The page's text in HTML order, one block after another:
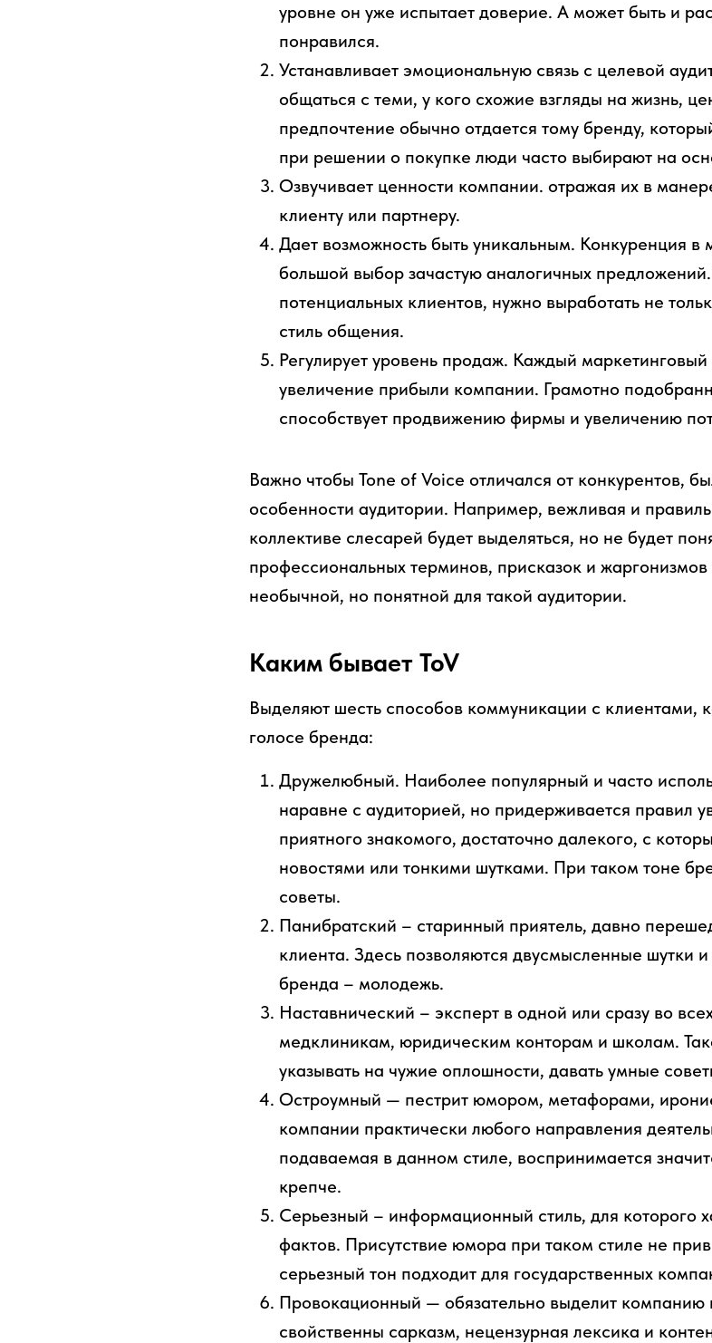
уровне он уже испытает доверие. А может быть и
понравился.
Устанавливает эмоциональную связь с целевой
общаться с теми, у кого схожие взгляды на жизнь,
предпочтение обычно отдается тому бренду,
при решении о покупке люди часто выбирают на
Озвучивает ценности компании. отражая их в
клиенту или партнеру.
Дает возможность быть уникальным. Конкуренция в
большой выбор зачастую аналогичных
потенциальных клиентов, нужно выработать не
стиль общения.
Регулирует уровень продаж. Каждый
увеличение прибыли компании. Грамотно
способствует продвижению фирмы и увеличению
Важно чтобы Tone of Voice отличался от конкурентов,
особенности аудитории. Например, вежливая и
коллективе слесарей будет выделяться, но не будет
профессиональных терминов, присказок и жаргонизмов
необычной, но понятной для такой аудитории.
Каким бывает ToV
Выделяют шесть способов коммуникации с клиентами,
голосе бренда:
Дружелюбный. Наиболее популярный и часто
наравне с аудиторией, но придерживается правил
приятного знакомого, достаточно далекого, с
новостями или тонкими шутками. При таком тоне
советы.
Панибратский – старинный приятель, давно
клиента. Здесь позволяются двусмысленные шутки
бренда – молодежь.
Наставнический – эксперт в одной или сразу во
медклиникам, юридическим конторам и школам.
указывать на чужие оплошности, давать умные
Остроумный — пестрит юмором, метафорами,
компании практически любого направления
подаваемая в данном стиле, воспринимается
крепче.
Серьезный – информационный стиль, для которого
фактов. Присутствие юмора при таком стиле не
серьезный тон подходит для государственных
Провокационный — обязательно выделит компанию
свойственны сарказм, нецензурная лексика и